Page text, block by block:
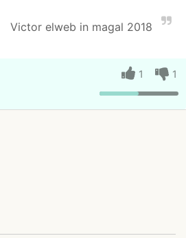
Victor elweb in magal 2018
1
1